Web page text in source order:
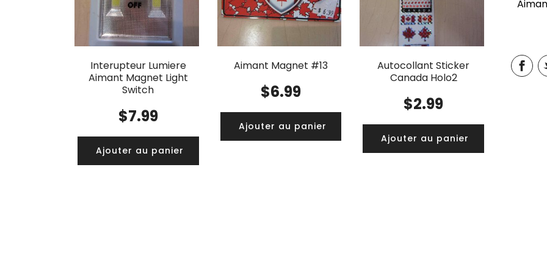
Interupteur Lumiere
Aimant Magnet Light
Switch
$7.99
Ajouter au panier
Aimant Magnet #13
$6.99
Ajouter au panier
Autocollant Sticker
Canada Holo2
$2.99
Ajouter au panier